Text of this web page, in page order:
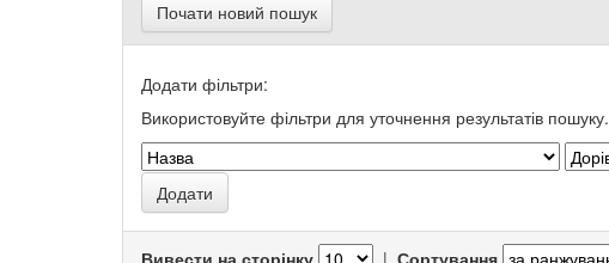
Почати новий пошук
Додати фільтри:
Використовуйте фільтри для уточнення результатів пошуку.
Вивести на сторінку | Сортування